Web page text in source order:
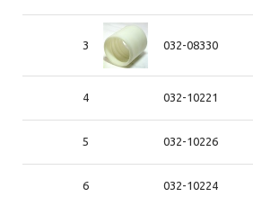
3 032-08330
4 032-10221
5 032-10226
6 032-10224